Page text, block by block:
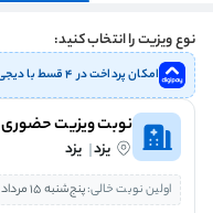
نوع ویزیت را انتخاب کنید:
امکان پرداخت در ۴ قسط با دیجی پی
نوبت ویزیت حضوری
یزد یزد
اولین نوبت خالی:پنج‌شنبه 15 مرداد